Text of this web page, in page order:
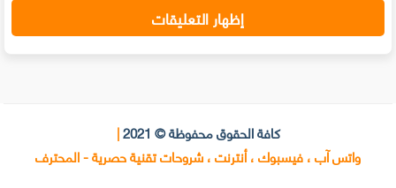
إظهار التعليقات
كافة الحقوق محفوظة © 2021 |
واتس آب ، فيسبوك ، أنترنت ، شروحات تقنية حصرية - المحترف